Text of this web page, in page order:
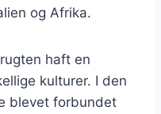
og Afrika.
haft en
kulturer. I den
blevet forbundet